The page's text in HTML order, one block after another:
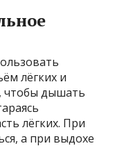
лёгких и
чтобы дышать
лёгких. При
а при выдохе